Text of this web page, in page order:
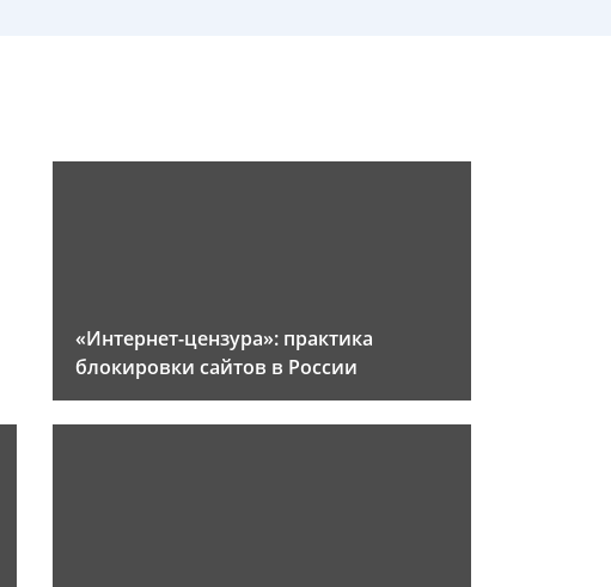
«Интернет-цензура»: практика
блокировки сайтов в России